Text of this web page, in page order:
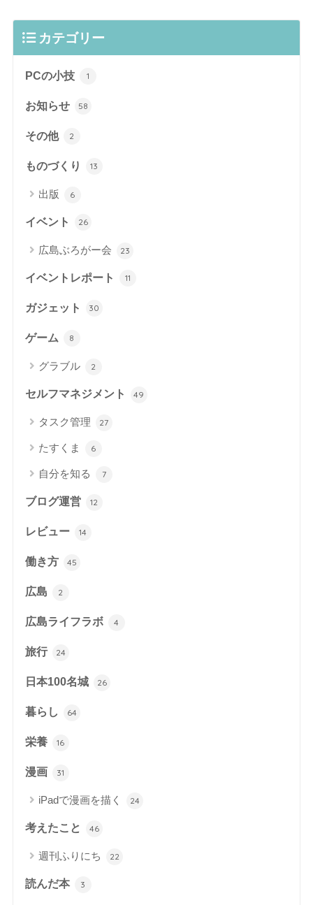
カテゴリー
PCの小技 1
お知らせ 58
その他 2
ものづくり 13
出版 6
イベント 26
広島ぶろがー会 23
イベントレポート 11
ガジェット 30
ゲーム 8
グラブル 2
セルフマネジメント 49
タスク管理 27
たすくま 6
自分を知る 7
ブログ運営 12
レビュー 14
働き方 45
広島 2
広島ライフラボ 4
旅行 24
日本100名城 26
暮らし 64
栄養 16
漫画 31
iPadで漫画を描く 24
考えたこと 46
週刊ふりにち 22
読んだ本 3